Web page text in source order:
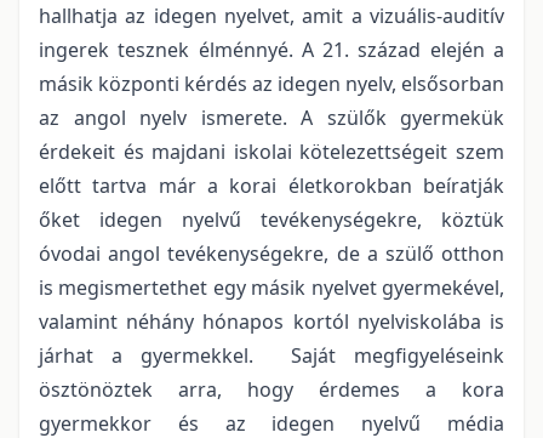
hallhatja az idegen nyelvet, amit a vizuális-auditív
ingerek tesznek élménnyé. A 21. század elején a
másik központi kérdés az idegen nyelv, elsősorban
az angol nyelv ismerete. A szülők gyermekük
érdekeit és majdani iskolai kötelezettségeit szem
előtt tartva már a korai életkorokban beíratják
őket idegen nyelvű tevékenységekre, köztük
óvodai angol tevékenységekre, de a szülő otthon
is megismertethet egy másik nyelvet gyermekével,
valamint néhány hónapos kortól nyelviskolába is
járhat a gyermekkel. Saját megfigyeléseink
ösztönöztek arra, hogy érdemes a kora
gyermekkor és az idegen nyelvű média